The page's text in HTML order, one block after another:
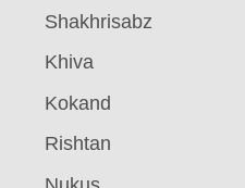
Shakhrisabz
Khiva
Kokand
Rishtan